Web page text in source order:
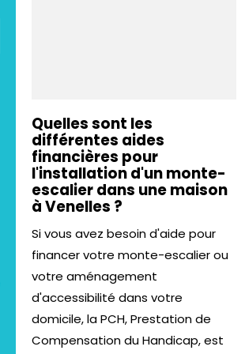
Quelles sont les
différentes aides
financières pour
l'installation d'un monte-
escalier dans une maison
à Venelles ?
Si vous avez besoin d'aide pour
financer votre monte-escalier ou
votre aménagement
d'accessibilité dans votre
domicile, la PCH, Prestation de
Compensation du Handicap, est